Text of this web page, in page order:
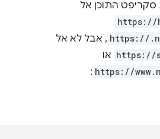
התוכן אל
https://
https:// , אבל לא אל
https:// או
https://
: